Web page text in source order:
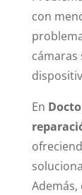
con
cámaras
En